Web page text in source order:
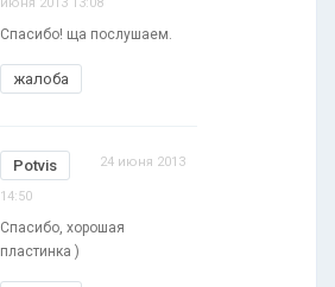
Спасибо! ща послушаем.
жалоба
Potvis 24 июня 2013
14:50
Спасибо, хорошая
пластинка )